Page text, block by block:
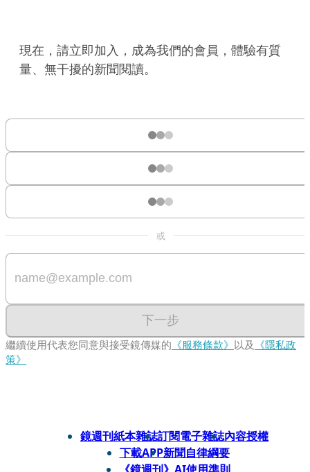
現在，請立即加入，成為我們的會員，體驗有質
量、無干擾的新聞閱讀。
或
下一步
繼續使用代表您同意與接受鏡傳媒的 《服務條款》 以及 《隱私政
策》
鏡週刊紙本雜誌訂閱電子雜誌內容授權
下載APP新聞自律綱要